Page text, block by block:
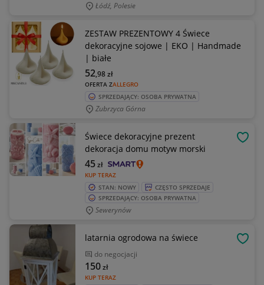
Łódź, Polesie
ZESTAW PREZENTOWY 4 Świece
dekoracyjne sojowe | EKO | Handmade
| białe
OFERTA ZALLEGRO
52,98zł
SPRZEDAJĄCY: OSOBA PRYWATNA
Zubrzyca Górna
Świece dekoracyjne prezent
dekoracja domu motyw morski
KUP TERAZ
45zł
STAN: NOWY
CZĘSTO SPRZEDAJE
SPRZEDAJĄCY: OSOBA PRYWATNA
Sewerynów
latarnia ogrodowa na świece
do negocjacji
KUP TERAZ
150zł